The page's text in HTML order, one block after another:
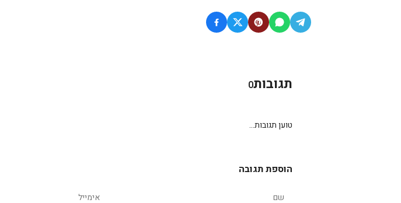
תגובות0
טוען תגובות...
הוספת תגובה